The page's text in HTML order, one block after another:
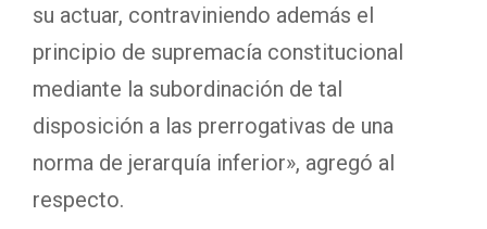
su actuar, contraviniendo además el
principio de supremacía constitucional
mediante la subordinación de tal
disposición a las prerrogativas de una
norma de jerarquía inferior», agregó al
respecto.